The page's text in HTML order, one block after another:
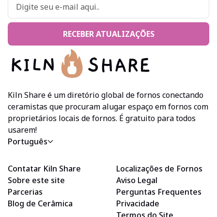
RECEBER ATUALIZAÇÕES
Kiln Share é um diretório global de fornos conectando
ceramistas que procuram alugar espaço em fornos com
proprietários locais de fornos. É gratuito para todos
usarem!
Português
Contatar Kiln Share
Sobre este site
Parcerias
Blog de Cerâmica
Localizações de Fornos
Aviso Legal
Perguntas Frequentes
Privacidade
Termos do Site